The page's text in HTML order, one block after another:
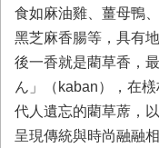
食如麻油雞、薑母鴨
黑芝麻香腸等，具有
後一香就是藺草香，
ん」（kaban），在
代人遺忘的藺草蓆，
呈現傳統與時尚融融